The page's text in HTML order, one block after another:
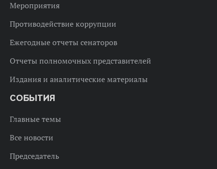
Мероприятия
Противодействие коррупции
Ежегодные отчеты сенаторов
Отчеты полномочных представителей
Издания и аналитические материалы
СОБЫТИЯ
Главные темы
Все новости
Председатель